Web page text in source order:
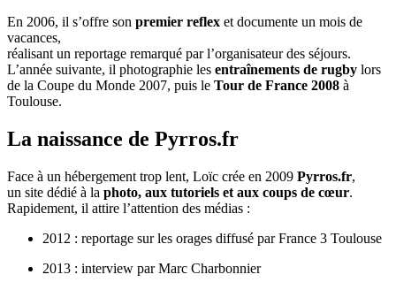
En 2006, il s’offre son premier reflex et documente un mois de
vacances,
réalisant un reportage remarqué par l’organisateur des séjours.
L’année suivante, il photographie les entraînements de rugby lors
de la Coupe du Monde 2007, puis le Tour de France 2008 à
Toulouse.
La naissance de Pyrros.fr
Face à un hébergement trop lent, Loïc crée en 2009 Pyrros.fr,
un site dédié à la photo, aux tutoriels et aux coups de cœur.
Rapidement, il attire l’attention des médias :
2012 : reportage sur les orages diffusé par France 3 Toulouse
2013 : interview par Marc Charbonnier